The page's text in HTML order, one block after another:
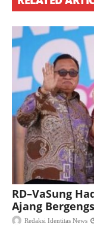
RD–VaSung
Ajang
Redaksi Identitas News